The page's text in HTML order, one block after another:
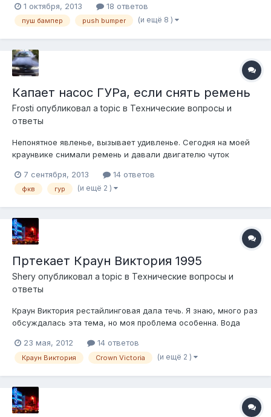
Interceptor"! (Полный комплект: новые крепления к усилителю
и новая центральная балка, верхняя балка и клыки сняты с
1 октября, 2013 18 ответов
пуш бампер push bumper (и ещё 8 )
Капает насос ГУРа, если снять ремень
Frosti опубликовал a topic в Технические вопросы и
ответы
Непонятное явленье, вызывает удивленье. Сегодня на моей
краунвике снимали ремень и давали двигателю чуток
замечена лужица под машиной. Капало из соединения
трубки высокого давления с насосом. Где-то одна капля в 1.5
7 сентября, 2013 14 ответов
фкв гур (и ещё 2 )
Пртекает Краун Виктория 1995
Shery опубликовал a topic в Технические вопросы и
ответы
Краун Виктория рестайлинговая дала течь. Я знаю, много раз
обсуждалась эта тема, но моя проблема особенна. Вода
(после дождей). Причём уровень воды довольно приличный.
Хочу спросить Вашего совета, откуда она может браться.
23 мая, 2012 14 ответов
Краун Виктория Crown Victoria (и ещё 2 )